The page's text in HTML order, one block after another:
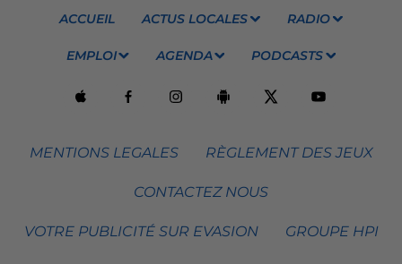
ACCUEIL ACTUS LOCALES RADIO
EMPLOI AGENDA PODCASTS
MENTIONS LEGALES RÈGLEMENT DES JEUX
CONTACTEZ NOUS
VOTRE PUBLICITÉ SUR EVASION GROUPE HPI